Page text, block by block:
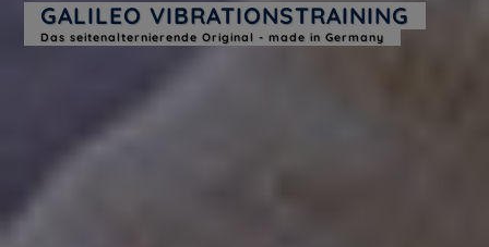
GALILEO VIBRATIONSTRAINING
Das seitenalternierende Original - made in Germany